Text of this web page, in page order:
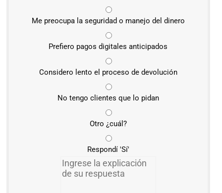
Me preocupa la seguridad o manejo del dinero
Prefiero pagos digitales anticipados
Considero lento el proceso de devolución
No tengo clientes que lo pidan
Otro ¿cuál?
Respondí 'Sí'